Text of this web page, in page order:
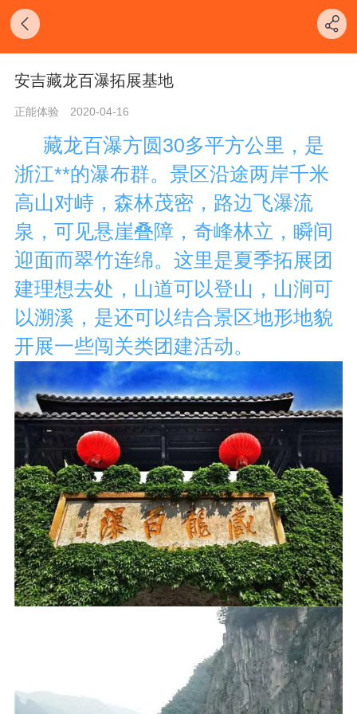
安吉藏龙百瀑拓展基地
正能体验 2020-04-16
藏龙百瀑方圆30多平方公里，是
浙江**的瀑布群。景区沿途两岸千米
高山对峙，森林茂密，路边飞瀑流
泉，可见悬崖叠障，奇峰林立，瞬间
迎面而翠竹连绵。这里是夏季拓展团
建理想去处，山道可以登山，山涧可
以溯溪，是还可以结合景区地形地貌
开展一些闯关类团建活动。